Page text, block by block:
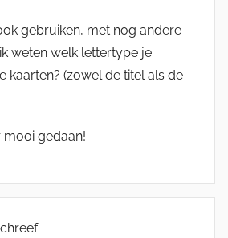
gebruiken, met nog andere
weten welk lettertype je
kaarten? (zowel de titel als de
mooi gedaan!